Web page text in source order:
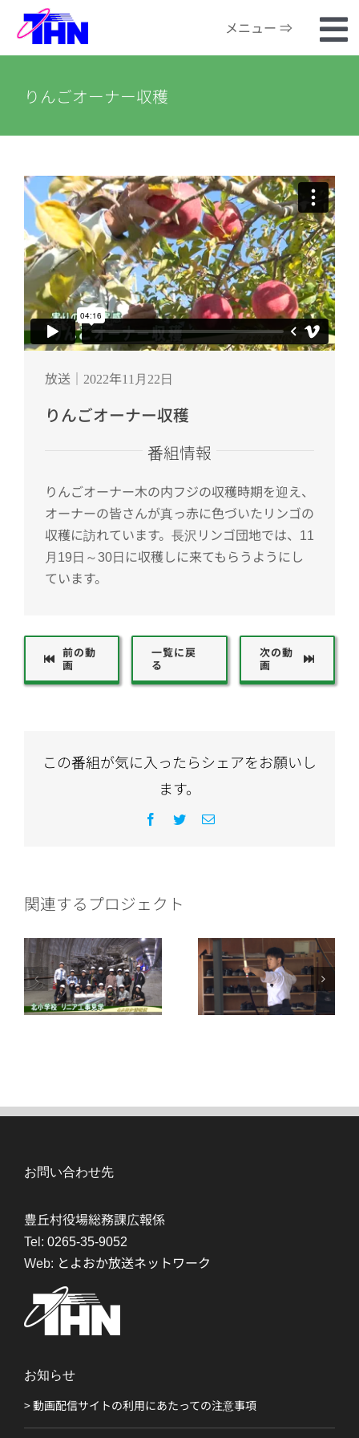
Skip
content
メニュー ⇒
河川カメラ
お知らせ
りんごオーナー収穫
放送｜2022年11月22日
りんごオーナー収穫
番組情報
りんごオーナー木の内フジの収穫時期を迎え、
オーナーの皆さんが真っ赤に色づいたリンゴの
収穫に訪れています。長沢リンゴ団地では、11
月19日～30日に収穫しに来てもらうようにし
ています。
前の動
画
一覧に戻
る
次の動
画
この番組が気に入ったらシェアをお願いし
ます。
Facebook
Twitter電
関連するプロジェクト
お知らせ
> 動画配信サイトの利用にあたっての注意事項
お問い合わせ先
豊丘村役場総務課広報係
Tel: 0265-35-9052
Web: とよおか放送ネットワーク